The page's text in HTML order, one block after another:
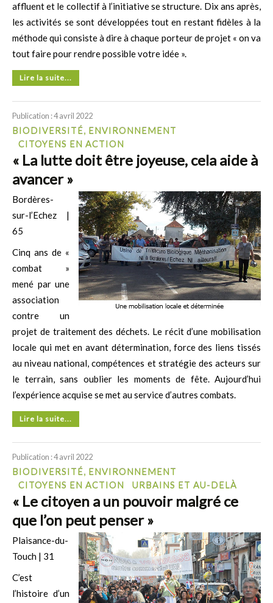
affluent et le collectif à l’initiative se structure. Dix ans après,
les activités se sont développées tout en restant fidèles à la
méthode qui consiste à dire à chaque porteur de projet « on va
tout faire pour rendre possible votre idée ».
Lire la suite...
Publication : 4 avril 2022
BIODIVERSITÉ, ENVIRONNEMENT
CITOYENS EN ACTION
« La lutte doit être joyeuse, cela aide à
avancer »
Bordères-
sur-l’Echez |
65
Cinq ans de «
combat »
mené par une
association
contre un
projet de traitement des déchets. Le récit d’une mobilisation
locale qui met en avant détermination, force des liens tissés
au niveau national, compétences et stratégie des acteurs sur
le terrain, sans oublier les moments de fête. Aujourd’hui
l’expérience acquise se met au service d’autres combats.
Lire la suite...
Publication : 4 avril 2022
BIODIVERSITÉ, ENVIRONNEMENT
CITOYENS EN ACTION
URBAINS ET AU-DELÀ
« Le citoyen a un pouvoir malgré ce
que l’on peut penser »
Plaisance-du-
Touch | 31
C’est
l’histoire d’un